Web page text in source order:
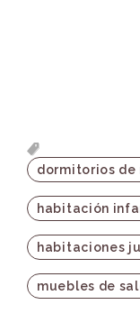
dormitorios
habitación
habitaciones
muebles de